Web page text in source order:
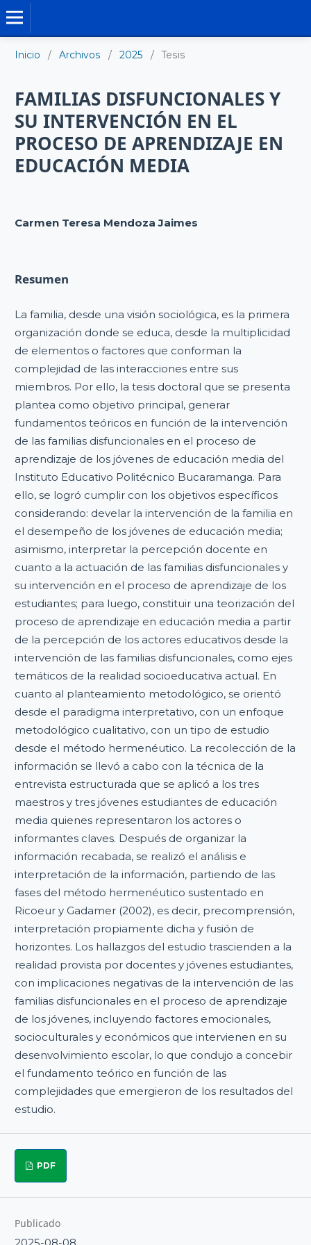
Inicio / Archivos / 2025 / Tesis
FAMILIAS DISFUNCIONALES Y
SU INTERVENCIÓN EN EL
PROCESO DE APRENDIZAJE EN
EDUCACIÓN MEDIA
Carmen Teresa Mendoza Jaimes
Resumen
La familia, desde una visión sociológica, es la primera
organización donde se educa, desde la multiplicidad
de elementos o factores que conforman la
complejidad de las interacciones entre sus
miembros. Por ello, la tesis doctoral que se presenta
plantea como objetivo principal, generar
fundamentos teóricos en función de la intervención
de las familias disfuncionales en el proceso de
aprendizaje de los jóvenes de educación media del
Instituto Educativo Politécnico Bucaramanga. Para
ello, se logró cumplir con los objetivos específicos
considerando: develar la intervención de la familia en
el desempeño de los jóvenes de educación media;
asimismo, interpretar la percepción docente en
cuanto a la actuación de las familias disfuncionales y
su intervención en el proceso de aprendizaje de los
estudiantes; para luego, constituir una teorización del
proceso de aprendizaje en educación media a partir
de la percepción de los actores educativos desde la
intervención de las familias disfuncionales, como ejes
temáticos de la realidad socioeducativa actual. En
cuanto al planteamiento metodológico, se orientó
desde el paradigma interpretativo, con un enfoque
metodológico cualitativo, con un tipo de estudio
desde el método hermenéutico. La recolección de la
información se llevó a cabo con la técnica de la
entrevista estructurada que se aplicó a los tres
maestros y tres jóvenes estudiantes de educación
media quienes representaron los actores o
informantes claves. Después de organizar la
información recabada, se realizó el análisis e
interpretación de la información, partiendo de las
fases del método hermenéutico sustentado en
Ricoeur y Gadamer (2002), es decir, precomprensión,
interpretación propiamente dicha y fusión de
horizontes. Los hallazgos del estudio trascienden a la
realidad provista por docentes y jóvenes estudiantes,
con implicaciones negativas de la intervención de las
familias disfuncionales en el proceso de aprendizaje
de los jóvenes, incluyendo factores emocionales,
socioculturales y económicos que intervienen en su
desenvolvimiento escolar, lo que condujo a concebir
el fundamento teórico en función de las
complejidades que emergieron de los resultados del
estudio.
PDF
Publicado